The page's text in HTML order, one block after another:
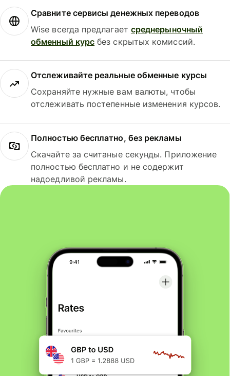
Сравните сервисы денежных переводов
Wise всегда предлагает среднерыночный
обменный курс без скрытых комиссий.
Отслеживайте реальные обменные курсы
Сохраняйте нужные вам валюты, чтобы
отслеживать постепенные изменения курсов.
Полностью бесплатно, без рекламы
Скачайте за считаные секунды. Приложение
полностью бесплатно и не содержит
надоедливой рекламы.